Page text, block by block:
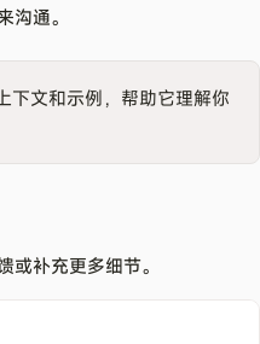
沟通。
下文和示例，帮助它理解你
或补充更多细节。